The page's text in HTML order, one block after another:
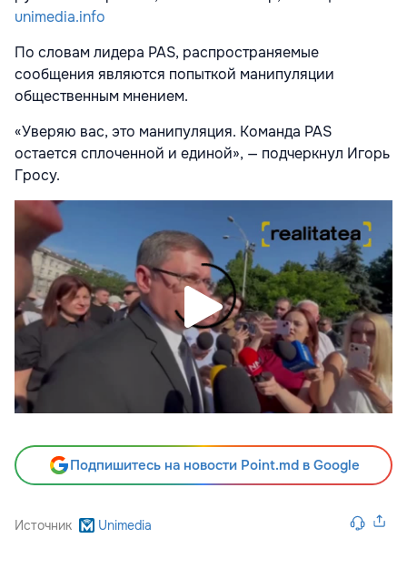
unimedia.info
По словам лидера PAS, распространяемые
сообщения являются попыткой манипуляции
общественным мнением.
«Уверяю вас, это манипуляция. Команда PAS
остается сплоченной и единой», — подчеркнул Игорь
Гросу.
Подпишитесь на новости Point.md в Google
Источник Unimedia